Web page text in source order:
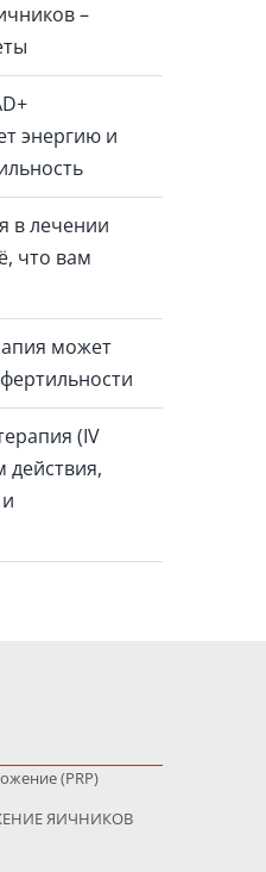
–
энергию и
в лечении
что вам
может
(IV
действия,
(PRP)
ЯИЧНИКОВ